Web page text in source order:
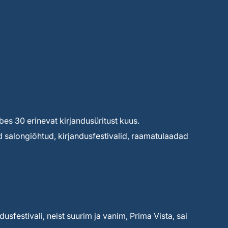
30 erinevat kirjandusüritust kuus.
salongiõhtud, kirjandusfestivalid, raamatulaadad
neist suurim ja vanim, Prima Vista, sai